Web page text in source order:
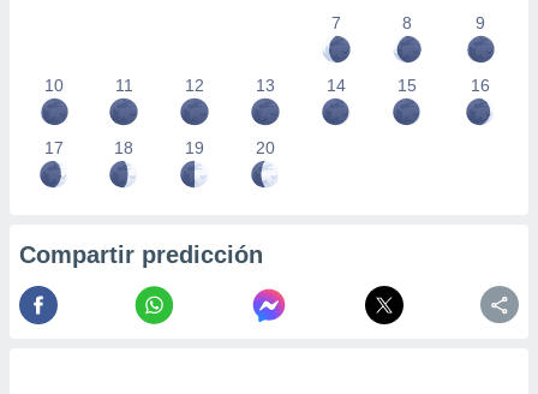
7
8 9
10 11 12 13 14 15 16
17 18 19 20
Compartir predicción